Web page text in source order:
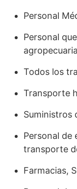
Personal
Personal
Todos los
Transporte
Suministros
Personal de
transporte
Farmacias,